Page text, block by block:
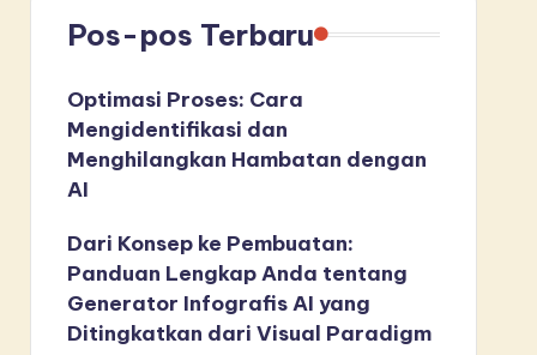
Pos-pos Terbaru
Optimasi Proses: Cara
Mengidentifikasi dan
Menghilangkan Hambatan dengan
AI
Dari Konsep ke Pembuatan:
Panduan Lengkap Anda tentang
Generator Infografis AI yang
Ditingkatkan dari Visual Paradigm